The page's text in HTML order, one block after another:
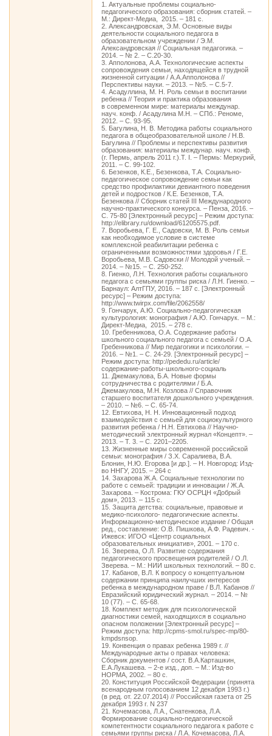
1. Актуальные проблемы социально-
педагогического образования: сборник статей. –
М.: Директ-Медиа, 2015. – 181 с.
2. Александровская, Э.М. Основные виды
деятельности социального педагога в
образовательном учреждении / Э.М.
Александровская // Социальная педагогика. –
2014. – № 2. – С.20-30.
3. Апполонова, А.А. Технологические аспекты
сопровождения семьи, находящейся в трудной
жизненной ситуации / А.А.Апполонова //
Перспективы науки. – 2013. – №5. – С.5-7.
4. Асадуллина, М. Н. Роль семьи в воспитании
ребенка // Теория и практика образования
в современном мире: материалы междунар.
науч. конф. / Асадулина М.Н. – СПб.: Реноме,
2012. – С. 93-95.
5. Багулина, Н. В. Методика работы социального
педагога в общеобразовательной школе / Н.В.
Багулина // Проблемы и перспективы развития
образования: материалы междунар. науч. конф.
(г. Пермь, апрель 2011 г.).Т. I. – Пермь: Меркурий,
2011. – С. 99-102.
6. Безенков, К.Е., Безенкова, Т.А. Социально-
педагогическое сопровождение семьи как
средство профилактики девиантного поведения
детей и подростков / К.Е. Безенков, Т.А.
Безенкова // Сборник статей III Международного
научно-практического конкурса. – Пенза, 2016. –
С. 75-80 [Электронный ресурс] – Режим доступа:
http://elibrary.ru/download/61205575.pdf.
7. Воробьева, Г. Е., Садовски, М. В. Роль семьи
как необходимое условие в системе
комплексной реабилитации ребенка с
ограниченными возможностями здоровья / Г.Е.
Воробьева, М.В. Садовски // Молодой ученый. –
2014. – №15. – С. 250-252.
8. Гиенко, Л.Н. Технология работы социального
педагога с семьями группы риска / Л.Н. Гиенко. –
Барнаул: АлтГПУ, 2016. – 187 с. [Электронный
ресурс] – Режим доступа:
http://www.twirpx.com/file/2062558/
9. Гончарук, А.Ю. Социально-педагогическая
культурология: монография / А.Ю. Гончарук. – М.:
Директ-Медиа, 2015. – 278 с.
10. Гребенникова, О.А. Содержание работы
школьного социального педагога с семьей / О.А.
Гребенникова // Мир педагогики и психологии. –
2016. – №1. – С. 24-29. [Электронный ресурс] –
Режим доступа: http://pededu.ru/article/
содержание-работы-школьного-социаль
11. Джемакулова, Б.А. Новые формы
сотрудничества с родителями / Б.А.
Джемакулова, М.Н. Козлова // Справочник
старшего воспитателя дошкольного учреждения.
– 2010. – №6. – С. 65-74.
12. Евтихова, Н. Н. Инновационный подход
взаимодействия с семьей для социокультурного
развития ребенка / Н.Н. Евтихова // Научно-
методический электронный журнал «Концепт». –
2013. – Т. 3. – С. 2201–2205.
13. Жизненные миры современной российской
семьи: монография / З.Х. Саралиева, В.А.
Блонин, Н.Ю. Егорова [и др.]. – Н. Новгород: Изд-
во ННГУ, 2015. – 264 с
14. Захарова Ж.А. Социальные технологии по
работе с семьей: традиции и инновации / Ж.А.
Захарова. – Кострома: ГКУ ОСРЦН «Добрый
дом», 2013. – 115 с.
15. Защита детства: социальные, правовые и
медико-психолого- педагогические аспекты.
Информационно-методическое издание / Общая
ред., составление: О.В. Пишкова, А.Ф. Радевич. -
Ижевск: ИГОО «Центр социальных
образовательных инициатив», 2001. – 170 с.
16. Зверева, О.Л. Развитие содержания
педагогического просвещения родителей / О.Л.
Зверева. – М.: НИИ школьных технологий. – 80 с.
17. Кабанов, В.Л. К вопросу о концептуальном
содержании принципа наилучших интересов
ребенка в международном праве / В.Л. Кабанов //
Евразийский юридический журнал. – 2014. – №
10 (77). – С. 65-68.
18. Комплект методик для психологической
диагностики семей, находящихся в социально
опасном положении [Электронный ресурс] –
Режим доступа: http://cpms-smol.ru/spec-mp/80-
kmpdsnsop.
19. Конвенция о правах ребенка 1989 г. //
Международные акты о правах человека:
Сборник документов / сост. В.А.Карташкин,
Е.А.Лукашева. – 2-е изд., доп. – М.: Изд-во
НОРМА, 2002. – 80 с.
20. Конституция Российской Федерации (принята
всенародным голосованием 12 декабря 1993 г.)
(в ред. от. 22.07.2014) // Российская газета от 25
декабря 1993 г. N 237
21. Кочемасова, Л.А., Снатенкова, Л.А.
Формирование социально-педагогической
компетентности социального педагога к работе с
семьями группы риска / Л.А. Кочемасова, Л.А.